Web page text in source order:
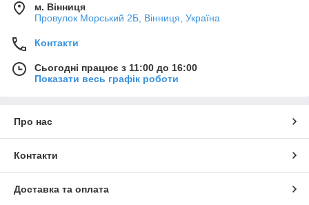
м. Вінниця
Провулок Морський 2Б, Вінниця, Україна
Контакти
Сьогодні працює з 11:00 до 16:00
Показати весь графік роботи
Про нас
Контакти
Доставка та оплата